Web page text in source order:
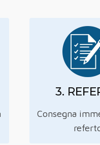
3.
Consegna